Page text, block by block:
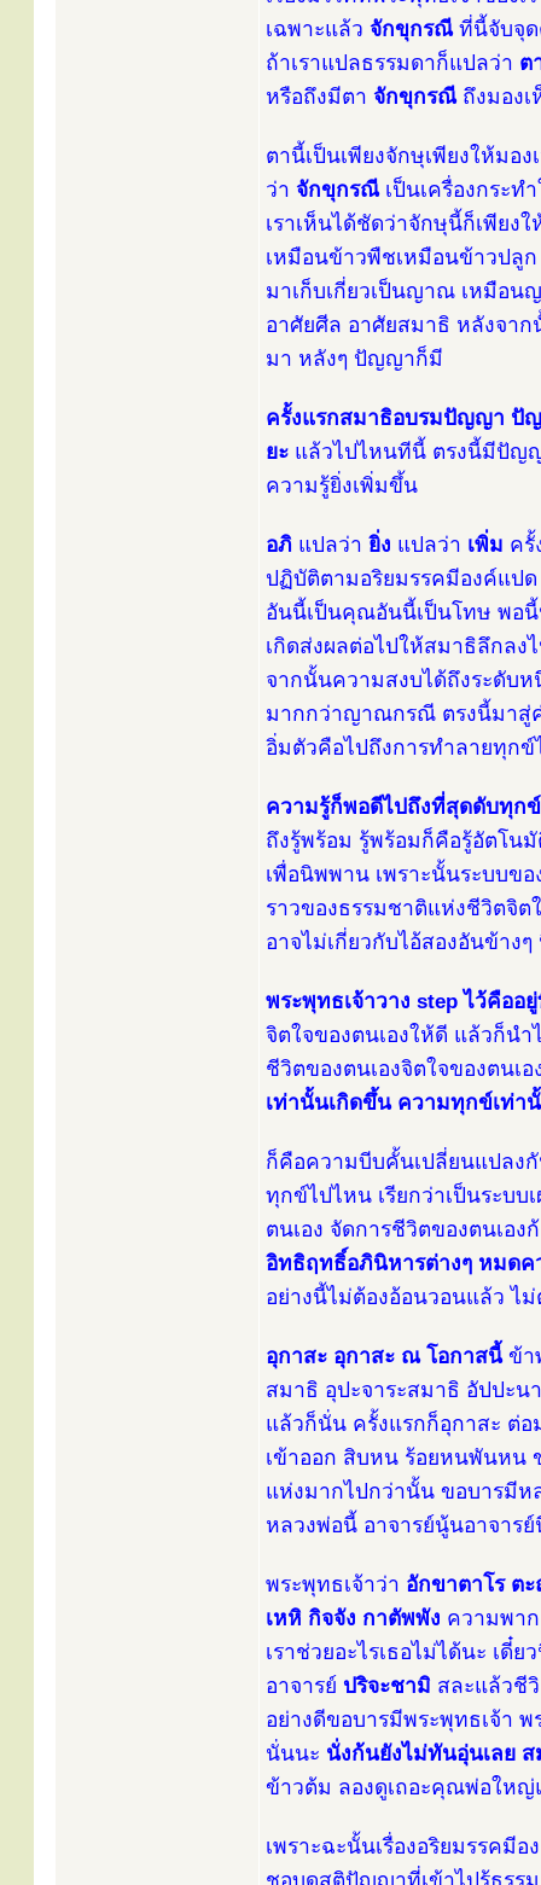
เฉพาะแล้ว จักขุกรณีที่นี้จับจุด
ถ้าเราแปลธรรมดาก็แปลว่า ต
หรือถึงมีตา จักขุกรณีถึงมอง
ตานี้เป็นเพียงจักษุเพียงให้มอ
ว่า จักขุกรณีเป็นเครื่องกระท
เราเห็นได้ชัดว่าจักษุนี้ก็เพีย
เหมือนข้าวพืชเหมือนข้าวปลู
มาเก็บเกี่ยวเป็นญาณ เหมือ
อาศัยศีล อาศัยสมาธิ หลังจา
มา หลังๆ ปัญญาก็มี
ครั้งแรกสมาธิอบรมปัญญา ปั
ยะ แล้วไปไหนทีนี้ ตรงนี้มีปัญ
ความรู้ยิ่งเพิ่มขึ้น
อภิ แปลว่า ยิ่ง แปลว่า เพิ่ม ครั้
ปฏิบัติตามอริยมรรคมีองค์แป
อันนี้เป็นคุณอันนี้เป็นโทษ พอ
เกิดส่งผลต่อไปให้สมาธิลึกลง
จากนั้นความสงบได้ถึงระดับห
มากกว่าญาณกรณี ตรงนี้มาสู่
อิ่มตัวคือไปถึงการทำลายทุก
ความรู้ก็พอดีไปถึงที่สุดดับทุก
ถึงรู้พร้อม รู้พร้อมก็คือรู้อัตโน
เพื่อนิพพาน เพราะนั้นระบบข
ราวของธรรมชาติแห่งชีวิตจิ
อาจไม่เกี่ยวกับไอ้สองอันข้าง
พระพุทธเจ้าวาง step ไว้คืออ
จิตใจของตนเองให้ดี แล้วก็น
ชีวิตของตนเองจิตใจของตน
เท่านั้นเกิดขึ้น ความทุกข์เท่า
ก็คือความบีบคั้นเปลี่ยนแปลง
ทุกข์ไปไหน เรียกว่าเป็นระบ
ตนเอง จัดการชีวิตของตนเอ
อิทธิฤทธิ์อภินิหารต่างๆ หมดค
อย่างนี้ไม่ต้องอ้อนวอนแล้ว ไ
อุกาสะ อุกาสะ ณ โอกาสนี้ข้า
สมาธิ อุปะจาระสมาธิ อัปปะ
แล้วก็นั่น ครั้งแรกก็อุกาสะ ต่อ
เข้าออก สิบหน ร้อยหนพันหน
แห่งมากไปกว่านั้น ขอบารมี
หลวงพ่อนี้ อาจารย์นู้นอาจาร
พระพุทธเจ้าว่า อักขาตาโร ต
เหหิ กิจจัง กาตัพพัง ความพาก
เราช่วยอะไรเธอไม่ได้นะ เ
อาจารย์ ปริจะชามิ สละแล้วชี
อย่างดีขอบารมีพระพุทธเจ้า
นั่นนะ นั่งก้นยังไม่ทันอุ่นเลย
ข้าวต้ม ลองดูเถอะคุณพ่อให
เพราะฉะนั้นเรื่องอริยมรรคมี
ชอบดูสติปัญญาที่เข้าไปรู้ธรรม